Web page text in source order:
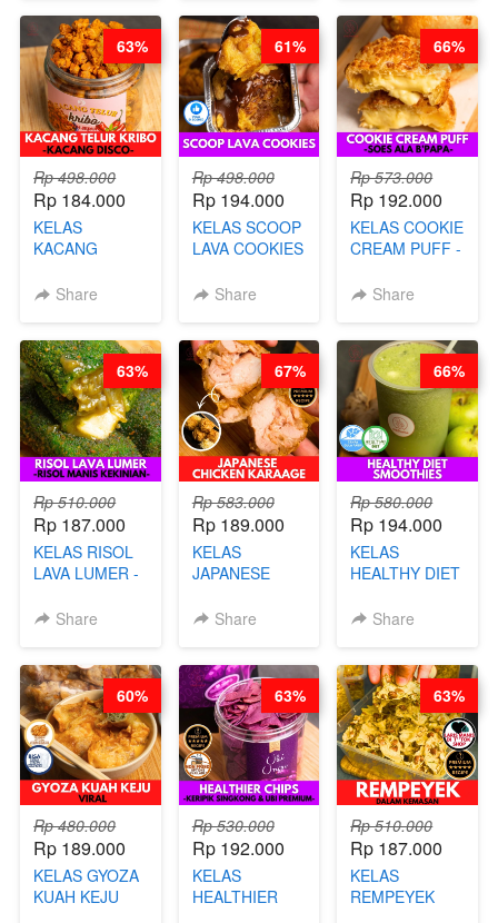
PANGSIT -BY
CHEF DITA
Rp 498.000
Rp 184.000
KELAS
KACANG
KACANG
Share
63%
Rp 498.000
Rp 194.000
KELAS SCOOP
LAVA COOKIES
Share
61%
Rp 573.000
Rp 192.000
KELAS COOKIE
CREAM PUFF -
B’PAPA-BY
Share
66%
Rp 510.000
Rp 187.000
KELAS RISOL
LAVA LUMER -
KEKINIAN-BY
Share
63%
Rp 583.000
Rp 189.000
KELAS
JAPANESE
KARAAGE - BY
Share
67%
Rp 580.000
Rp 194.000
KELAS
HEALTHY DIET
BY BARISTA
Share
66%
Rp 480.000
Rp 189.000
KELAS GYOZA
KUAH KEJU
60%
Rp 530.000
Rp 192.000
KELAS
HEALTHIER
63%
Rp 510.000
Rp 187.000
KELAS
REMPEYEK
63%